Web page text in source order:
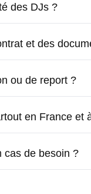
des DJs ?
et des
ou de report ?
en France et
cas de besoin ?